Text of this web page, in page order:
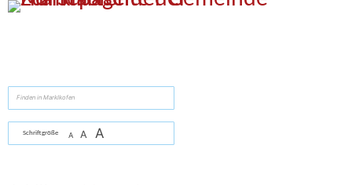
Zum Inhalt,zur Navigationoderzur Startseitespringen.
Schriftgröße A A A